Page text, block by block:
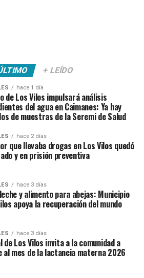
+ LEÍDO
hace 1 día
de Los Vilos impulsará análisis
del agua en Caimanes: Ya hay
de muestras de la Seremi de Salud
hace 2 días
que llevaba drogas en Los Vilos quedó
y en prisión preventiva
hace 3 días
y alimento para abejas: Municipio
apoya la recuperación del mundo
hace 3 días
de Los Vilos invita a la comunidad a
al mes de la lactancia materna 2026